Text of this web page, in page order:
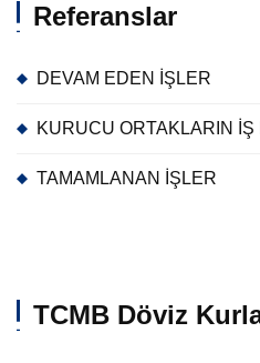
Referanslar
DEVAM EDEN İŞLER
KURUCU ORTAKLARIN İŞ
TAMAMLANAN İŞLER
TCMB Döviz